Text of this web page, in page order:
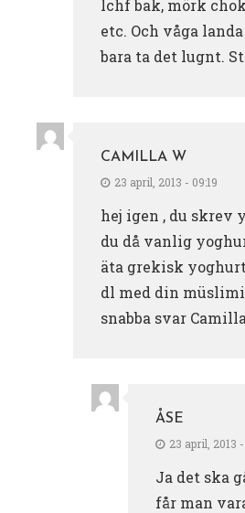
lchf bak, mörk
etc. Och våga
bara ta det lugnt.
CAMILLA W
23 april, 2013 - 09:19
hej igen , du skrev
du då vanlig
äta grekisk
dl med din
snabba svar
ÅSE
23 april, 2013
Ja det ska
får man